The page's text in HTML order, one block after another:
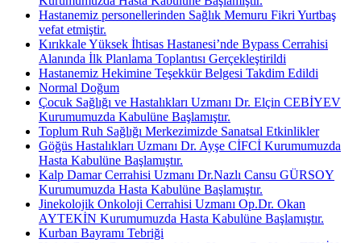
Hastanemiz personellerinden Sağlık Memuru Fikri Yurtbaş
vefat etmiştir.
Kırıkkale Yüksek İhtisas Hastanesi’nde Bypass Cerrahisi
Alanında İlk Planlama Toplantısı Gerçekleştirildi
Hastanemiz Hekimine Teşekkür Belgesi Takdim Edildi
Normal Doğum
Çocuk Sağlığı ve Hastalıkları Uzmanı Dr. Elçin CEBİYEV
Kurumumuzda Kabulüne Başlamıştır.
Toplum Ruh Sağlığı Merkezimizde Sanatsal Etkinlikler
Göğüs Hastalıkları Uzmanı Dr. Ayşe CİFCİ Kurumumuzda
Hasta Kabulüne Başlamıştır.
Kalp Damar Cerrahisi Uzmanı Dr.Nazlı Cansu GÜRSOY
Kurumumuzda Hasta Kabulüne Başlamıştır.
Jinekolojik Onkoloji Cerrahisi Uzmanı Op.Dr. Okan
AYTEKİN Kurumumuzda Hasta Kabulüne Başlamıştır.
Kurban Bayramı Tebriği